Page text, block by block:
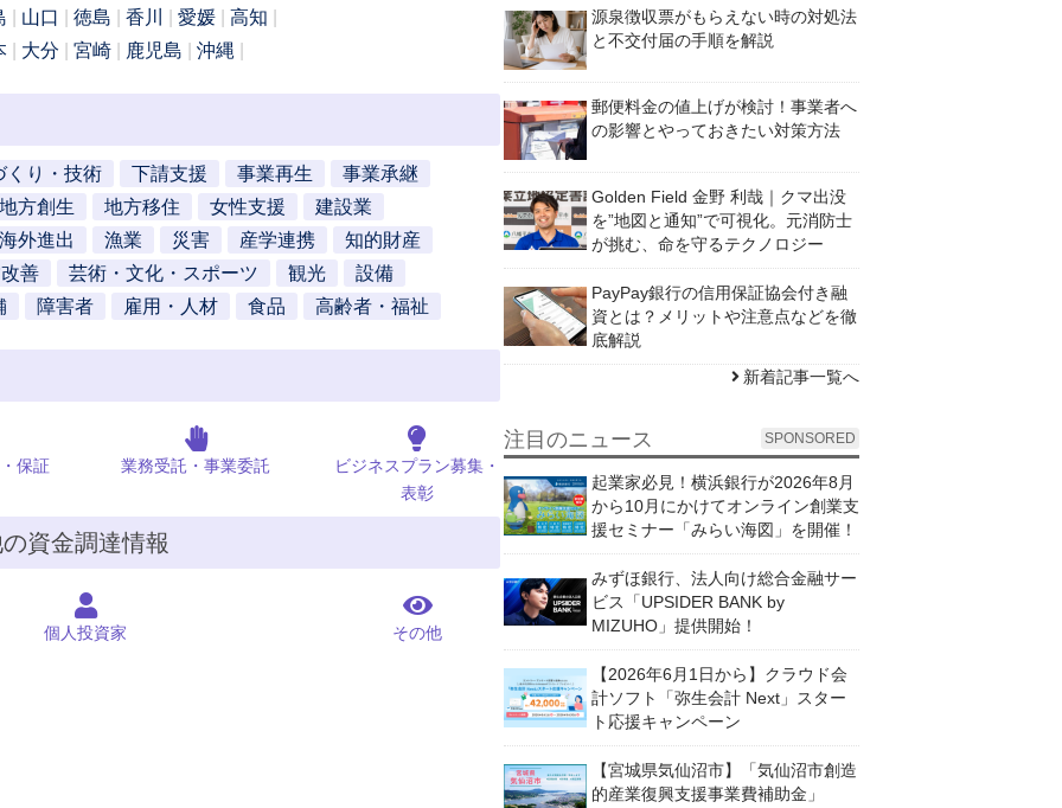
山口 徳島 香川 愛媛
高知
大分 宮崎 鹿児島 沖縄
くり・技術 下請支援 事業再生
事業承継
地方創生
地方移住 女性支援
建設業
海外進出
漁業 災害 産学連携
知的財産
善
芸術・文化・スポーツ 観光
設備
障害者 雇用・人材 食品 高齢者・福祉
保証 業務受託・事業委託
ビジネスプラン募集・
表彰
資金調達情報
個人投資家 その他
源泉徴収票がもらえない時の対処法
と不交付届の手順を解説
郵便料金の値上げが検討！事業者へ
の影響とやっておきたい対策方法
Golden Field 金野 利哉｜クマ出没
を”地図と通知”で可視化。元消防士
が挑む、命を守るテクノロジー
PayPay銀行の信用保証協会付き融
資とは？メリットや注意点などを徹
底解説
新着記事一覧へ
注目のニュース SPONSORED
起業家必見！横浜銀行が2026年8月
から10月にかけてオンライン創業支
援セミナー「みらい海図」を開催！
みずほ銀行、法人向け総合金融サー
ビス「UPSIDER BANK by
MIZUHO」提供開始！
【2026年6月1日から】クラウド会
計ソフト「弥生会計 Next」スター
ト応援キャンペーン
【宮城県気仙沼市】「気仙沼市創造
的産業復興支援事業費補助金」